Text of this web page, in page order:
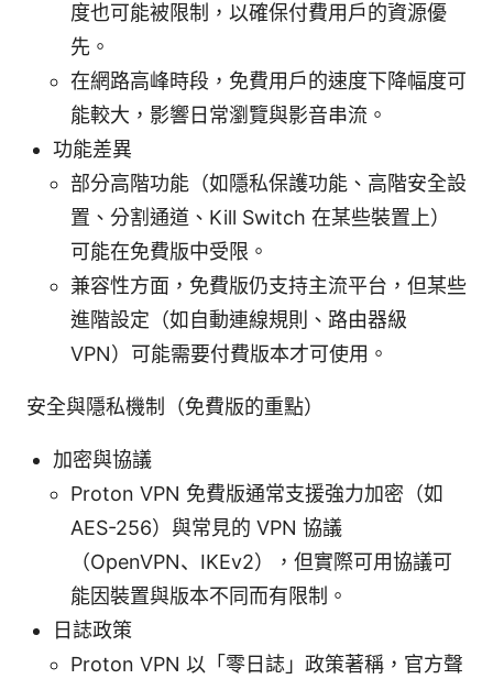
度也可能被限制，以確保付費用戶的資源優
先。
在網路高峰時段，免費用戶的速度下降幅度可
能較大，影響日常瀏覽與影音串流。
功能差異
部分高階功能（如隱私保護功能、高階安全設
置、分割通道、Kill Switch 在某些裝置上）
可能在免費版中受限。
兼容性方面，免費版仍支持主流平台，但某些
進階設定（如自動連線規則、路由器級
VPN）可能需要付費版本才可使用。
安全與隱私機制（免費版的重點）
加密與協議
Proton VPN 免費版通常支援強力加密（如
AES-256）與常見的 VPN 協議
（OpenVPN、IKEv2），但實際可用協議可
能因裝置與版本不同而有限制。
日誌政策
Proton VPN 以「零日誌」政策著稱，官方聲